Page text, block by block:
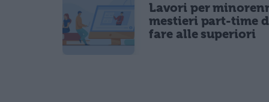
Lavori per
mestieri part-time
fare alle superiori